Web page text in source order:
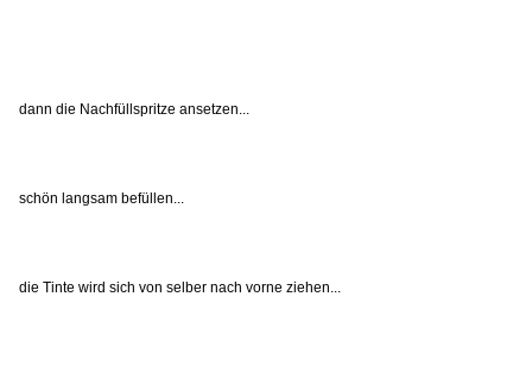
dann die Nachfüllspritze ansetzen...
schön langsam befüllen...
die Tinte wird sich von selber nach vorne ziehen...